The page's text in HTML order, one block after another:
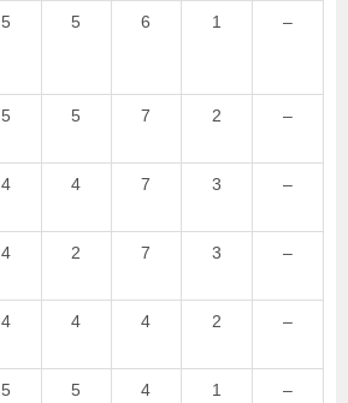
5 5 6 1 –
5 5 7 2 –
4 4 7 3 –
4 2 7 3 –
4 4 4 2 –
5 5 4 1 –